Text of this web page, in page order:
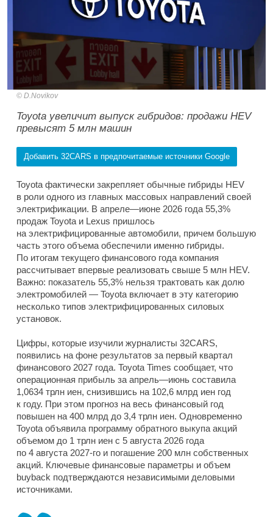
D.Novikov
Toyota увеличит выпуск гибридов: продажи HEV
превысят 5 млн машин
Добавить 32CARS в предпочитаемые источники Google
Toyota фактически закрепляет обычные гибриды HEV
в роли одного из главных массовых направлений своей
электрификации. В апреле—июне 2026 года 55,3%
продаж Toyota и Lexus пришлось
на электрифицированные автомобили, причем большую
часть этого объема обеспечили именно гибриды.
По итогам текущего финансового года компания
рассчитывает впервые реализовать свыше 5 млн HEV.
Важно: показатель 55,3% нельзя трактовать как долю
электромобилей — Toyota включает в эту категорию
несколько типов электрифицированных силовых
установок.
Цифры, которые изучили журналисты 32CARS,
появились на фоне результатов за первый квартал
финансового 2027 года. Toyota Times сообщает, что
операционная прибыль за апрель—июнь составила
1,0634 трлн иен, снизившись на 102,6 млрд иен год
к году. При этом прогноз на весь финансовый год
повышен на 400 млрд до 3,4 трлн иен. Одновременно
Toyota объявила программу обратного выкупа акций
объемом до 1 трлн иен с 5 августа 2026 года
по 4 августа 2027-го и погашение 200 млн собственных
акций. Ключевые финансовые параметры и объем
buyback подтверждаются независимыми деловыми
источниками.